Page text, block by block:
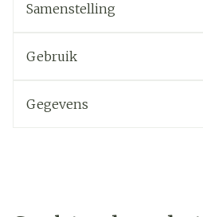
Samenstelling
Gebruik
Gegevens